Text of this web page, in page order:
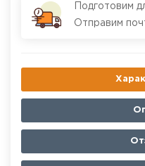
Подготовим
Отправим